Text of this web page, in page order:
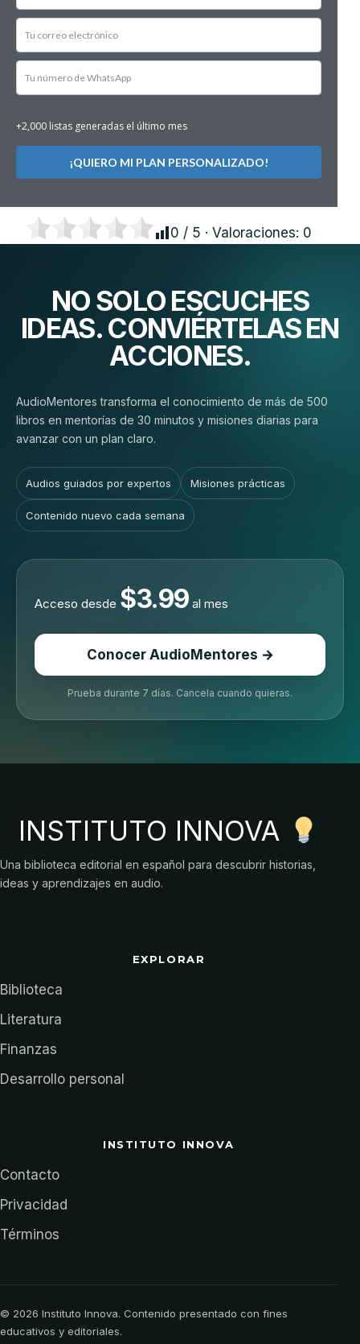
+2,000 listas generadas el último mes
¡QUIERO MI PLAN PERSONALIZADO!
0 / 5 · Valoraciones: 0
NO SOLO ESCUCHES
IDEAS. CONVIÉRTELAS EN
ACCIONES.
AudioMentores transforma el conocimiento de más de 500
libros en mentorías de 30 minutos y misiones diarias para
avanzar con un plan claro.
Audios guiados por expertos Misiones prácticas
Contenido nuevo cada semana
Acceso desde $3.99al mes
Conocer AudioMentores →
Prueba durante 7 días. Cancela cuando quieras.
INSTITUTO INNOVA
Una biblioteca editorial en español para descubrir historias,
ideas y aprendizajes en audio.
EXPLORAR
Biblioteca
Literatura
Finanzas
Desarrollo personal
INSTITUTO INNOVA
Contacto
Privacidad
Términos
© 2026 Instituto Innova. Contenido presentado con fines
educativos y editoriales.